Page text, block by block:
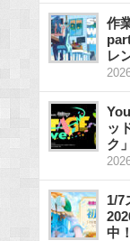
作
レ
ッ
ク
1/7
中！